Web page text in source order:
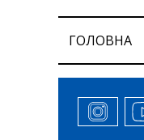
ГОЛОВНА